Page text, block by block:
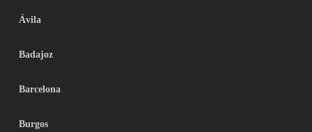
Ávila
Badajoz
Barcelona
Burgos